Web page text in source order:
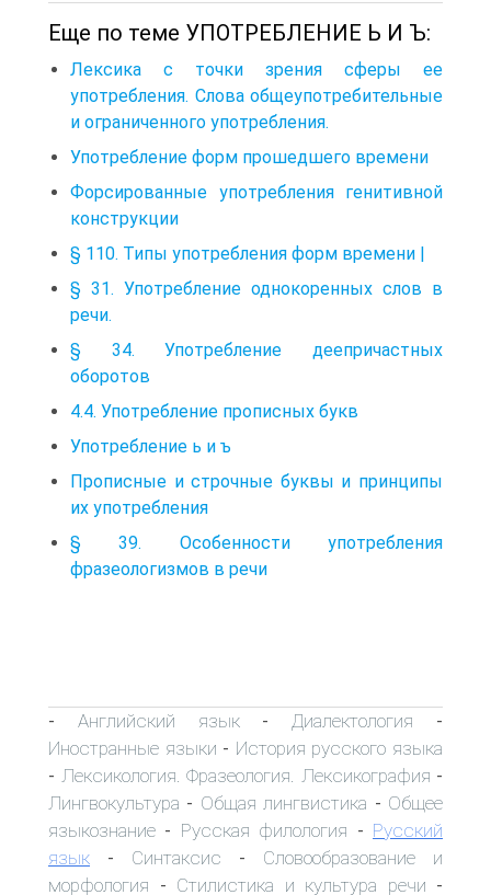
Еще по теме УПОТРЕБЛЕНИЕ Ь И Ъ:
Лексика с точки зрения сферы ее
употребления. Слова общеупотребительные
и ограниченного употребления.
Употребление форм прошедшего времени
Форсированные употребления генитивной
конструкции
§ 110. Типы употребления форм времени |
§ 31. Употребление однокоренных слов в
речи.
§ 34. Употребление деепричастных
оборотов
4.4. Употребление прописных букв
Употребление ь и ъ
Прописные и строчные буквы и принципы
их употребления
§ 39. Особенности употребления
фразеологизмов в речи
- Английский язык- Диалектология -
Иностранные языки - История русского языка
- Лексикология. Фразеология. Лексикография -
Лингвокультура - Общая лингвистика - Общее
языкознание - Русская филология - Русский
язык - Синтаксис - Словообразование и
морфология - Стилистика и культура речи -